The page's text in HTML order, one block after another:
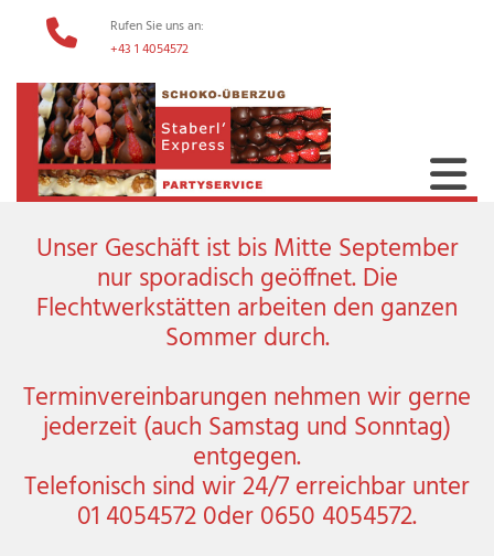

Rufen Sie uns an:
+43 1 4054572
Unser Geschäft ist bis Mitte September
nur sporadisch geöffnet. Die
Flechtwerkstätten arbeiten den ganzen
Sommer durch.
Terminvereinbarungen nehmen wir gerne
jederzeit (auch Samstag und Sonntag)
entgegen.
Telefonisch sind wir 24/7 erreichbar unter
01 4054572 0der 0650 4054572.